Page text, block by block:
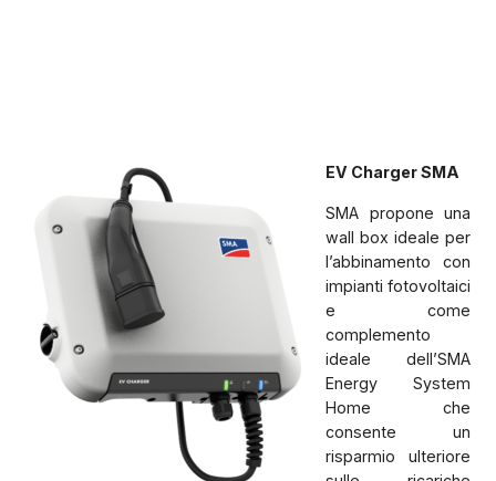
EV Charger SMA
SMA propone una
wall box ideale per
l’abbinamento con
impianti fotovoltaici
e come
complemento
ideale dell’SMA
Energy System
Home che
consente un
risparmio ulteriore